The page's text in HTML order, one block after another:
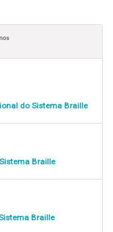
do Sistema Braille
Braille
Braille